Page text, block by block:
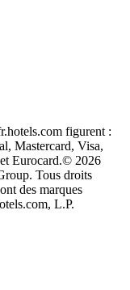
figurent :
Mastercard, Visa,
Eurocard.© 2026
Tous droits
des marques
L.P.